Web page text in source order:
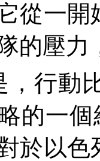
從一開
的壓力
，行動
的一
於以色